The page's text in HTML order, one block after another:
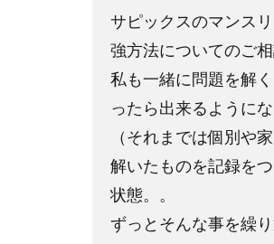
サピックスのマンス
強方法についてのご相
私も一緒に問題を解
ったら出来るように
（それまでは個別や
解いたものを記録を
状態。。
ずっとそんな事を繰